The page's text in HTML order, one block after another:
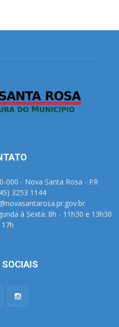
000 - Nova Santa Rosa - PR
3253 1144
à Sexta: 8h - 11h30 e 13h30
17h
SOCIAIS